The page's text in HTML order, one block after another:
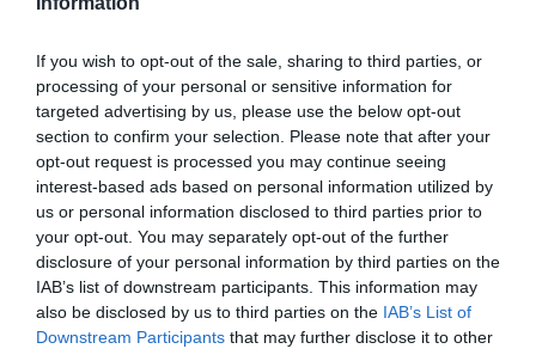
If you wish to opt-out of the sale, sharing to third parties, or
processing of your personal or sensitive information for
targeted advertising by us, please use the below opt-out
section to confirm your selection. Please note that after your
opt-out request is processed you may continue seeing
interest-based ads based on personal information utilized by
us or personal information disclosed to third parties prior to
your opt-out. You may separately opt-out of the further
disclosure of your personal information by third parties on the
IAB’s list of downstream participants. This information may
also be disclosed by us to third parties on the IAB’s List of
Downstream Participants that may further disclose it to other
ne storijo dovolj.
NEU: Die Niederlande haben offiziell
angekündigt, dass sie die Ukraine nicht mehr
militärisch unterstützen werden.
Die Niederlande hätten keinen Spielraum
mehr für eine direkte militärische
Unterstützung der Ukraine, sagte der
niederländische Verteidigungsminister Dilan…